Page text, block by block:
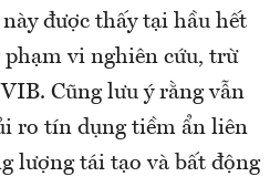
được thấy tại hầu hết
phạm vi nghiên cứu, trừ
Cũng lưu ý rằng vẫn
ro tín dụng tiềm ẩn liên
lượng tái tạo và bất động